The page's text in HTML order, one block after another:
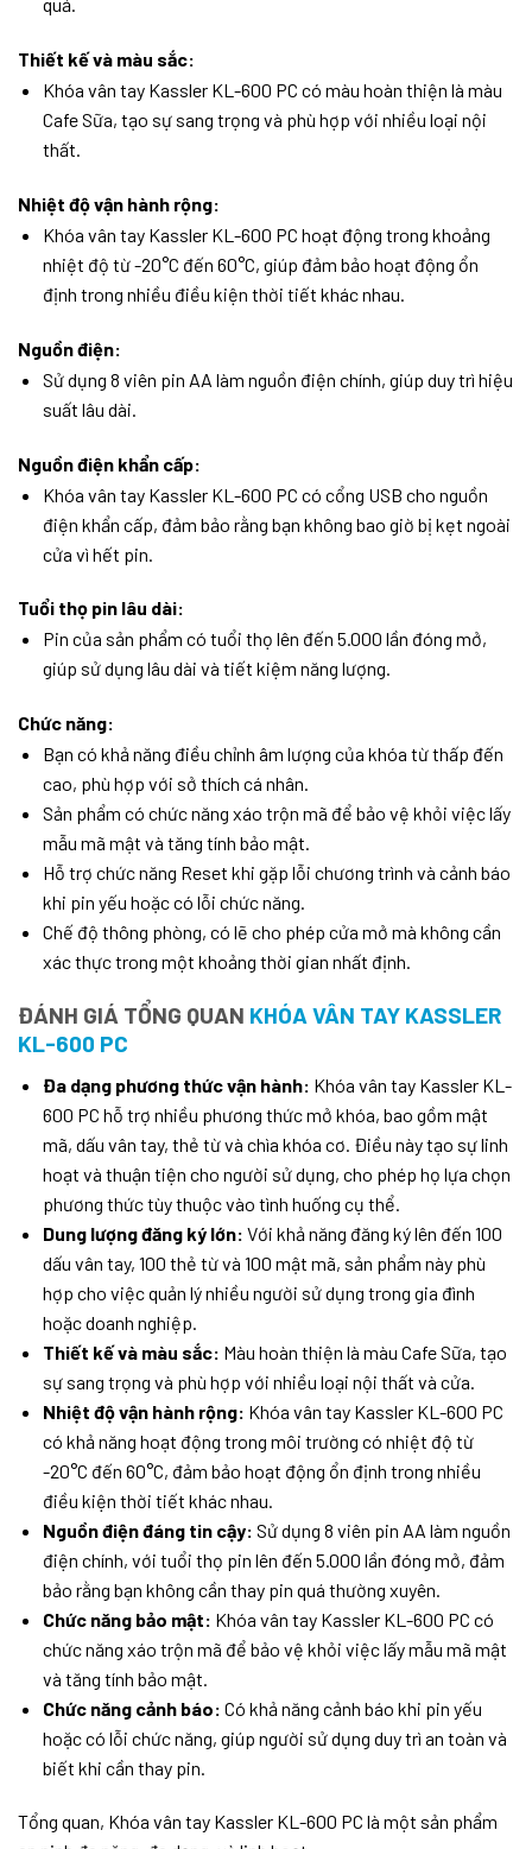
quả.
Thiết kế và màu sắc:
Khóa vân tay Kassler KL-600 PC có màu hoàn thiện là màu
Cafe Sữa, tạo sự sang trọng và phù hợp với nhiều loại nội
thất.
Nhiệt độ vận hành rộng:
Khóa vân tay Kassler KL-600 PC hoạt động trong khoảng
nhiệt độ từ -20°C đến 60°C, giúp đảm bảo hoạt động ổn
định trong nhiều điều kiện thời tiết khác nhau.
Nguồn điện:
Sử dụng 8 viên pin AA làm nguồn điện chính, giúp duy trì hiệu
suất lâu dài.
Nguồn điện khẩn cấp:
Khóa vân tay Kassler KL-600 PC có cổng USB cho nguồn
điện khẩn cấp, đảm bảo rằng bạn không bao giờ bị kẹt ngoài
cửa vì hết pin.
Tuổi thọ pin lâu dài:
Pin của sản phẩm có tuổi thọ lên đến 5.000 lần đóng mở,
giúp sử dụng lâu dài và tiết kiệm năng lượng.
Chức năng:
Bạn có khả năng điều chỉnh âm lượng của khóa từ thấp đến
cao, phù hợp với sở thích cá nhân.
Sản phẩm có chức năng xáo trộn mã để bảo vệ khỏi việc lấy
mẫu mã mật và tăng tính bảo mật.
Hỗ trợ chức năng Reset khi gặp lỗi chương trình và cảnh báo
khi pin yếu hoặc có lỗi chức năng.
Chế độ thông phòng, có lẽ cho phép cửa mở mà không cần
xác thực trong một khoảng thời gian nhất định.
ĐÁNH GIÁ TỔNG QUAN KHÓA VÂN TAY KASSLER
KL-600 PC
Đa dạng phương thức vận hành: Khóa vân tay Kassler KL-
600 PC hỗ trợ nhiều phương thức mở khóa, bao gồm mật
mã, dấu vân tay, thẻ từ và chìa khóa cơ. Điều này tạo sự linh
hoạt và thuận tiện cho người sử dụng, cho phép họ lựa chọn
phương thức tùy thuộc vào tình huống cụ thể.
Dung lượng đăng ký lớn: Với khả năng đăng ký lên đến 100
dấu vân tay, 100 thẻ từ và 100 mật mã, sản phẩm này phù
hợp cho việc quản lý nhiều người sử dụng trong gia đình
hoặc doanh nghiệp.
Thiết kế và màu sắc: Màu hoàn thiện là màu Cafe Sữa, tạo
sự sang trọng và phù hợp với nhiều loại nội thất và cửa.
Nhiệt độ vận hành rộng: Khóa vân tay Kassler KL-600 PC
có khả năng hoạt động trong môi trường có nhiệt độ từ
-20°C đến 60°C, đảm bảo hoạt động ổn định trong nhiều
điều kiện thời tiết khác nhau.
Nguồn điện đáng tin cậy: Sử dụng 8 viên pin AA làm nguồn
điện chính, với tuổi thọ pin lên đến 5.000 lần đóng mở, đảm
bảo rằng bạn không cần thay pin quá thường xuyên.
Chức năng bảo mật: Khóa vân tay Kassler KL-600 PC có
chức năng xáo trộn mã để bảo vệ khỏi việc lấy mẫu mã mật
và tăng tính bảo mật.
Chức năng cảnh báo: Có khả năng cảnh báo khi pin yếu
hoặc có lỗi chức năng, giúp người sử dụng duy trì an toàn và
biết khi cần thay pin.
Tổng quan, Khóa vân tay Kassler KL-600 PC là một sản phẩm